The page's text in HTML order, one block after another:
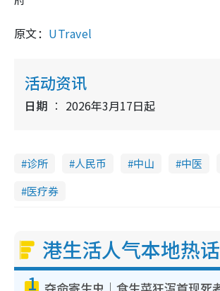
原文： UTravel
活动资讯
日期 2026年3月17日起
诊所 人民币 中山 中医
医疗券
港生活人气本地热话
1